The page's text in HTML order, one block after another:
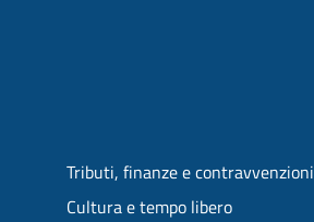
Tributi, finanze e contravvenzioni
Cultura e tempo libero